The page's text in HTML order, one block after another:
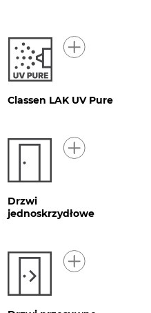
Classen LAK UV Pure
Drzwi
jednoskrzydłowe